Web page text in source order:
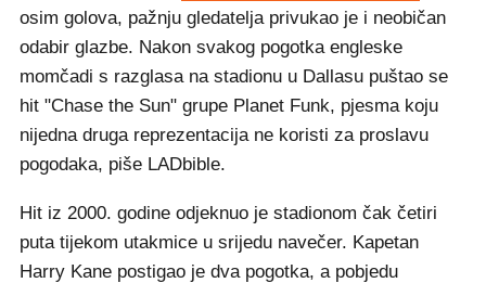
osim golova, pažnju gledatelja privukao je i neobičan
odabir glazbe. Nakon svakog pogotka engleske
momčadi s razglasa na stadionu u Dallasu puštao se
hit "Chase the Sun" grupe Planet Funk, pjesma koju
nijedna druga reprezentacija ne koristi za proslavu
pogodaka, piše LADbible.
Hit iz 2000. godine odjeknuo je stadionom čak četiri
puta tijekom utakmice u srijedu navečer. Kapetan
Harry Kane postigao je dva pogotka, a pobjedu